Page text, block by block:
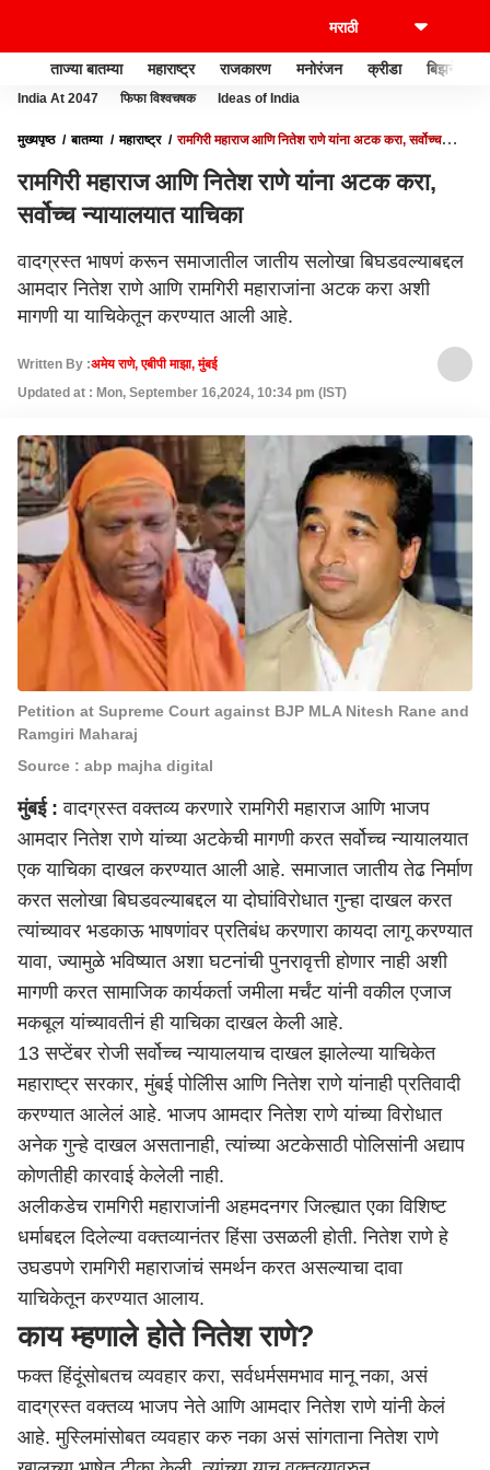
ताज्या बातम्या महाराष्ट्र राजकारण मनोरंजन क्रीडा बिझनेस
India At 2047 फिफा विश्वचषक Ideas of India
मुख्यपृष्ठ बातम्या महाराष्ट्र
रामगिरी महाराज आणि नितेश राणे यांना अटक करा, सर्वोच्च
रामगिरी महाराज आणि नितेश राणे यांना अटक करा,
सर्वोच्च न्यायालयात याचिका
वादग्रस्त भाषणं करून समाजातील जातीय सलोखा बिघडवल्याबद्दल
आमदार नितेश राणे आणि रामगिरी महाराजांना अटक करा अशी
मागणी या याचिकेतून करण्यात आली आहे.
Written By :अमेय राणे, एबीपी माझा, मुंबई
Updated at : Mon, September 16,2024, 10:34 pm (IST)
Petition at Supreme Court against BJP MLA Nitesh Rane and
Ramgiri Maharaj
Source : abp majha digital
मुंबई : वादग्रस्त वक्तव्य करणारे रामगिरी महाराज आणि भाजप
आमदार नितेश राणे यांच्या अटकेची मागणी करत सर्वोच्च न्यायालयात
एक याचिका दाखल करण्यात आली आहे. समाजात जातीय तेढ निर्माण
करत सलोखा बिघडवल्याबद्दल या दोघांविरोधात गुन्हा दाखल करत
त्यांच्यावर भडकाऊ भाषणांवर प्रतिबंध करणारा कायदा लागू करण्यात
यावा, ज्यामुळे भविष्यात अशा घटनांची पुनरावृत्ती होणार नाही अशी
मागणी करत सामाजिक कार्यकर्ता जमीला मर्चंट यांनी वकील एजाज
मकबूल यांच्यावतीनं ही याचिका दाखल केली आहे.
13 सप्टेंबर रोजी सर्वोच्च न्यायालयाच दाखल झालेल्या याचिकेत
महाराष्ट्र सरकार,मुंबईपोलिीस आणि नितेश राणे यांनाही प्रतिवादी
करण्यात आलेलं आहे. भाजप आमदार नितेश राणे यांच्या विरोधात
अनेक गुन्हे दाखल असतानाही, त्यांच्या अटकेसाठी पोलिसांनी अद्याप
कोणतीही कारवाई केलेली नाही.
अलीकडेच रामगिरी महाराजांनी अहमदनगर जिल्ह्यात एका विशिष्ट
धर्माबद्दल दिलेल्या वक्तव्यानंतर हिंसा उसळली होती. नितेश राणे हे
उघडपणे रामगिरी महाराजांचं समर्थन करत असल्याचा दावा
याचिकेतून करण्यात आलाय.
काय म्हणाले होते नितेश राणे?
फक्त हिंदूंसोबतच व्यवहार करा, सर्वधर्मसमभाव मानू नका, असं
वादग्रस्त वक्तव्य भाजप नेते आणि आमदार नितेश राणे यांनी केलं
आहे. मुस्लिमांसोबत व्यवहार करु नका असं सांगताना नितेश राणे